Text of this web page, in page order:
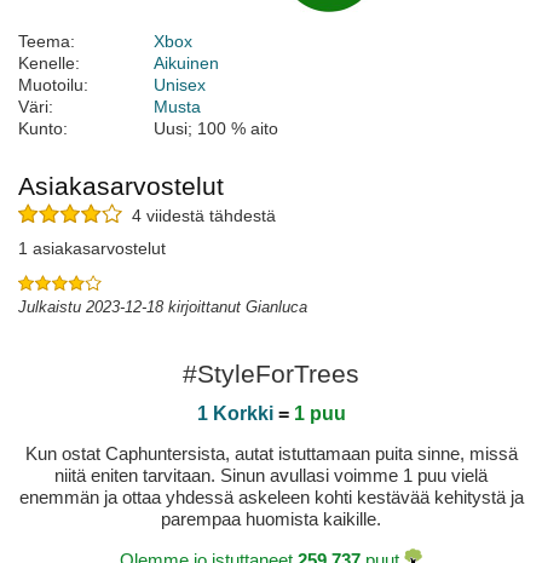
Teema:
Xbox
Kenelle:
Aikuinen
Muotoilu:
Unisex
Väri:
Musta
Kunto:
Uusi; 100 % aito
Asiakasarvostelut
4 viidestä tähdestä
1 asiakasarvostelut
Julkaistu 2023-12-18 kirjoittanut Gianluca
#StyleForTrees
1 Korkki= 1 puu
Kun ostat Caphuntersista, autat istuttamaan puita sinne, missä
niitä eniten tarvitaan. Sinun avullasi voimme 1 puu vielä
enemmän ja ottaa yhdessä askeleen kohti kestävää kehitystä ja
parempaa huomista kaikille.